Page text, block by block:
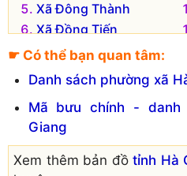
Xã Đông Thành
Xã Đồng Tiến
Xã Đồng Yên
Xã Đức Xuân
Xã Hùng An
Xã Hữu Sản
Xã Kim Ngọc
☛ Có thể bạn quan tâm:
Danh sách phường xã
Mã bưu chính -
Giang
Xem thêm bản đồ tỉnh Hà